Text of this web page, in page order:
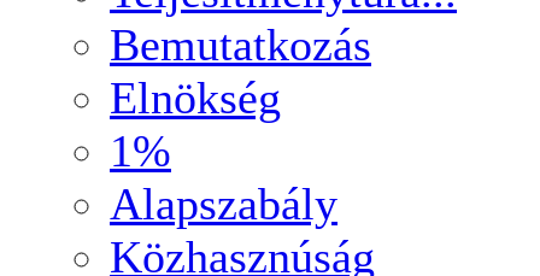
Bemutatkozás
Elnökség
1%
Alapszabály
Közhasznúság